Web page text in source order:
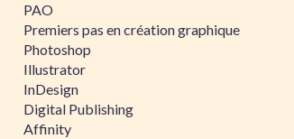
PAO
Premiers pas en création graphique
Photoshop
Illustrator
InDesign
Digital Publishing
Affinity